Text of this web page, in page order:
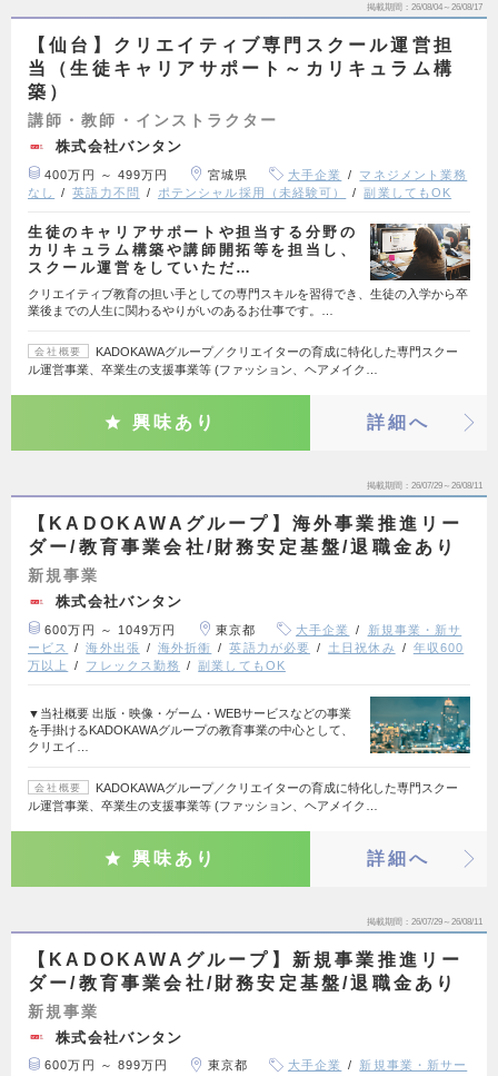
掲載期間 26/08/04～26/08/17
【仙台】クリエイティブ専門スクール運営担
当（生徒キャリアサポート～カリキュラム構
築）
講師・教師・インストラクター
株式会社バンタン
400万円 ～ 499万円 宮城県 大手企業
マネジメント業務
なし
英語力不問 ポテンシャル採用（未経験可） 副業してもOK
生徒のキャリアサポートや担当する分野の
カリキュラム構築や講師開拓等を担当し、
スクール運営をしていただ…
クリエイティブ教育の担い手としての専門スキルを習得でき、生徒の入学から卒
業後までの人生に関わるやりがいのあるお仕事です。…
会社概要
KADOKAWAグループ／クリエイターの育成に特化した専門スクー
ル運営事業、卒業生の支援事業等 (ファッション、ヘアメイク…
興味あり 詳細へ
掲載期間 26/07/29～26/08/11
【KADOKAWAグループ】海外事業推進リー
ダー/教育事業会社/財務安定基盤/退職金あり
新規事業
株式会社バンタン
600万円 ～ 1049万円 東京都 大手企業
新規事業・新サ
ービス
海外出張 海外折衝 英語力が必要 土日祝休み
年収600
万以上
フレックス勤務 副業してもOK
▼当社概要 出版・映像・ゲーム・WEBサービスなどの事業
を手掛けるKADOKAWAグループの教育事業の中心として、
クリエイ…
会社概要
KADOKAWAグループ／クリエイターの育成に特化した専門スクー
ル運営事業、卒業生の支援事業等 (ファッション、ヘアメイク…
興味あり 詳細へ
掲載期間 26/07/29～26/08/11
【KADOKAWAグループ】新規事業推進リー
ダー/教育事業会社/財務安定基盤/退職金あり
新規事業
株式会社バンタン
600万円 ～ 899万円 東京都 大手企業
新規事業・新サー